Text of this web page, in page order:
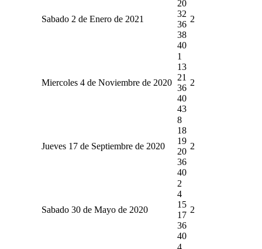
Sabado 2 de Enero de 2021
20
32
36
38
40
2
Miercoles 4 de Noviembre de 2020
1
13
21
36
40
43
2
Jueves 17 de Septiembre de 2020
8
18
19
20
36
40
2
Sabado 30 de Mayo de 2020
2
4
15
17
36
40
2
4